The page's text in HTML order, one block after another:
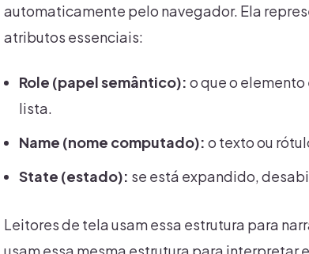
automaticamente pelo navegador. Ela
atributos essenciais:
Role (papel semântico): o que o
lista.
Name (nome computado): o texto ou
State (estado): se está expandido,
Leitores de tela usam essa estrutura para
usam essa mesma estrutura para interpretar